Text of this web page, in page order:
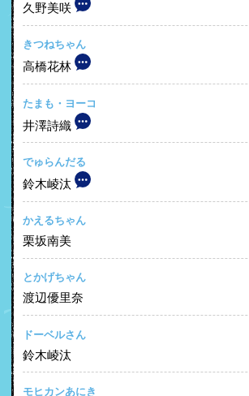
久野美咲
きつねちゃん
高橋花林
たまも・ヨーコ
井澤詩織
でゅらんだる
鈴木崚汰
かえるちゃん
栗坂南美
とかげちゃん
渡辺優里奈
ドーベルさん
鈴木崚汰
モヒカンあにき